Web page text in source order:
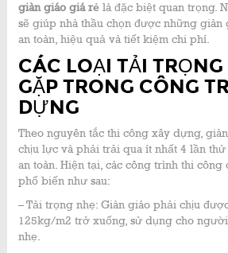
giàn giáo giá rẻ là đặc biệt quan trọng.
sẽ giúp nhà thầu chọn được những giàn
an toàn, hiệu quả và tiết kiệm chi phí.
CÁC LOẠI TẢI
GẶP TRONG CÔNG
DỰNG
Theo nguyên tắc thi công xây dựng,
chịu lực và phải trải qua ít nhất 4 lần
an toàn. Hiện tại, các công trình thi
phổ biến như sau:
– Tải trọng nhẹ: Giàn giáo phải chịu
125kg/m2 trở xuống, sử dụng cho
nhẹ.